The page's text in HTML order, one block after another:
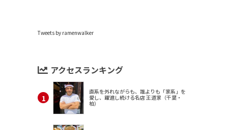
Tweets by ramenwalker
アクセスランキング
直系を外れながらも、誰よりも「家系」を
愛し、躍進し続ける名店 王道家（千葉・
柏）